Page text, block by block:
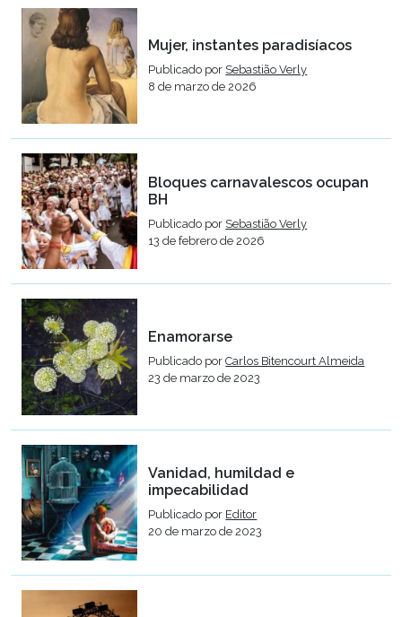
Mujer, instantes paradisíacos
Publicado por Sebastião Verly
8 de marzo de 2026
Bloques carnavalescos ocupan
BH
Publicado por Sebastião Verly
13 de febrero de 2026
Enamorarse
Publicado porCarlos Bitencourt Almeida
23 de marzo de 2023
Vanidad, humildad e
impecabilidad
Publicado por Editor
20 de marzo de 2023